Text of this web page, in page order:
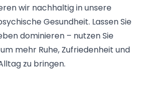
wir nachhaltig in unsere
Gesundheit. Lassen Sie
dominieren – nutzen Sie
mehr Ruhe, Zufriedenheit und
zu bringen.